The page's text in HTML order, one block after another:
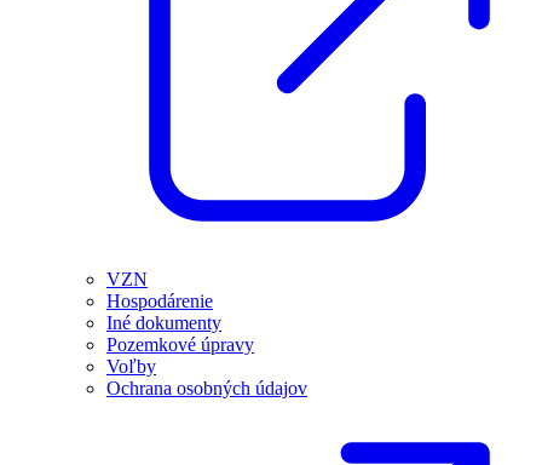
VZN
Hospodárenie
Iné dokumenty
Pozemkové úpravy
Voľby
Ochrana osobných údajov